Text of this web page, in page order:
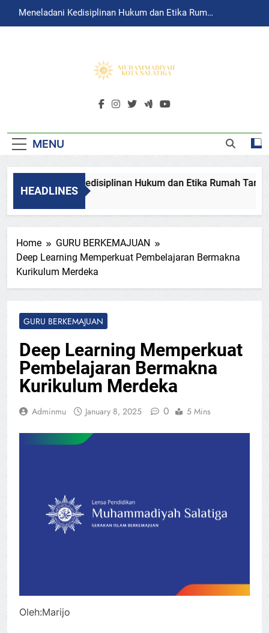
Meneladani Kedisiplinan Hukum dan Etika Rumah
Muhammadiyah Salatiga Official
MENU
HEADLINES
Meneladani Kedisiplinan Hukum dan Etika Rumah Tangga
August 4, 2026
Home
GURU BERKEMAJUAN
Deep Learning Memperkuat Pembelajaran Bermakna
Kurikulum Merdeka
GURU BERKEMAJUAN
Deep Learning Memperkuat
Pembelajaran Bermakna
Kurikulum Merdeka
Adminmu January 8, 2025 0 5 Mins
Oleh:Marijo